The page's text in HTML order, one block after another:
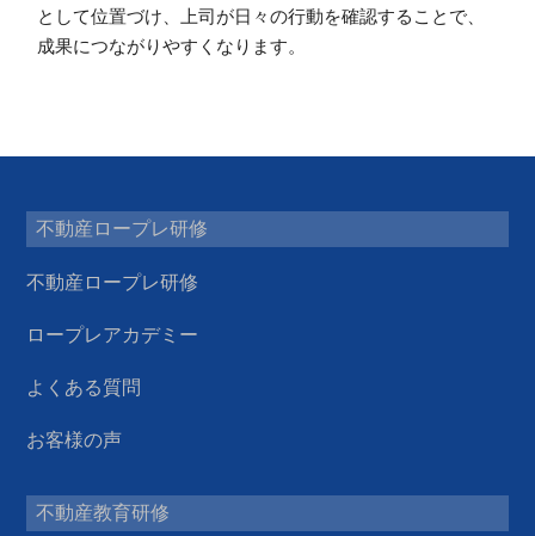
として位置づけ、上司が日々の行動を確認することで、
成果につながりやすくなります。
不動産ロープレ研修
不動産ロープレ研修
ロープレアカデミー
よくある質問
お客様の声
不動産教育研修